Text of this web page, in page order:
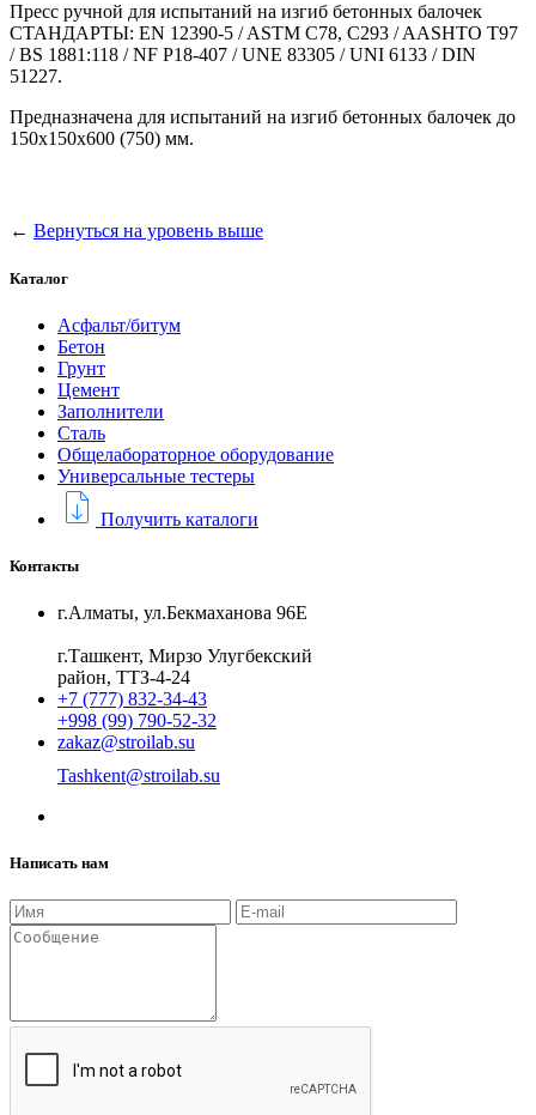
Пресс ручной для испытаний на изгиб бетонных балочек
СТАНДАРТЫ: EN 12390-5 / ASTM C78, C293 / AASHTO T97
/ BS 1881:118 / NF P18-407 / UNE 83305 / UNI 6133 / DIN
51227.
Предназначена для испытаний на изгиб бетонных балочек до
150x150x600 (750) мм.
← Вернуться на уровень выше
Каталог
Асфальт/битум
Бетон
Грунт
Цемент
Заполнители
Сталь
Общелабораторное оборудование
Универсальные тестеры
Получить каталоги
Контакты
г.Алматы, ул.Бекмаханова 96Е
г.Ташкент, Мирзо Улугбекский
район, ТТЗ-4-24
+7 (777) 832-34-43
+998 (99) 790-52-32
zakaz@stroilab.su
Tashkent@stroilab.su
Написать нам